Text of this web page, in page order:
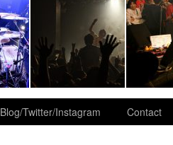
Blog/Twitter/Instagram Contact